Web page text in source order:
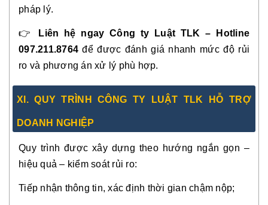
pháp lý.
👉
Liên hệ ngay Công ty Luật TLK – Hotline
097.211.8764 để được đánh giá nhanh mức độ rủi
ro và phương án xử lý phù hợp.
XI. QUY TRÌNH CÔNG TY LUẬT TLK HỖ TRỢ
DOANH NGHIỆP
Quy trình được xây dựng theo hướng ngắn gọn –
hiệu quả – kiểm soát rủi ro:
Tiếp nhận thông tin, xác định thời gian chậm nộp;